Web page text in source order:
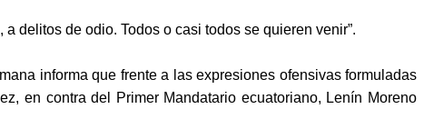
delitos de odio. Todos o casi todos se quieren venir”.
informa que frente a las expresiones ofensivas formuladas
en contra del Primer Mandatario ecuatoriano, Lenín Moreno